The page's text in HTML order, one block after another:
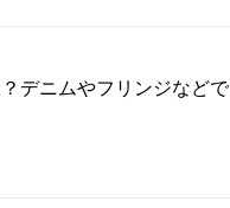
デニムやフリンジなどで